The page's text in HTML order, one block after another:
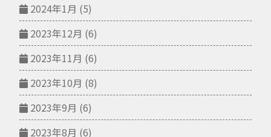
2024年1月 (5)
2023年12月 (6)
2023年11月 (6)
2023年10月 (8)
2023年9月 (6)
2023年8月 (6)